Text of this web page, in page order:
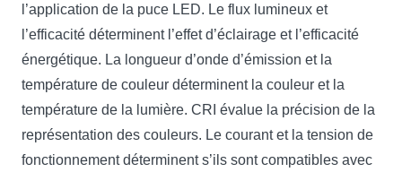
l’application de la puce LED. Le flux lumineux et
l’efficacité déterminent l’effet d’éclairage et l’efficacité
énergétique. La longueur d’onde d’émission et la
température de couleur déterminent la couleur et la
température de la lumière. CRI évalue la précision de la
représentation des couleurs. Le courant et la tension de
fonctionnement déterminent s’ils sont compatibles avec